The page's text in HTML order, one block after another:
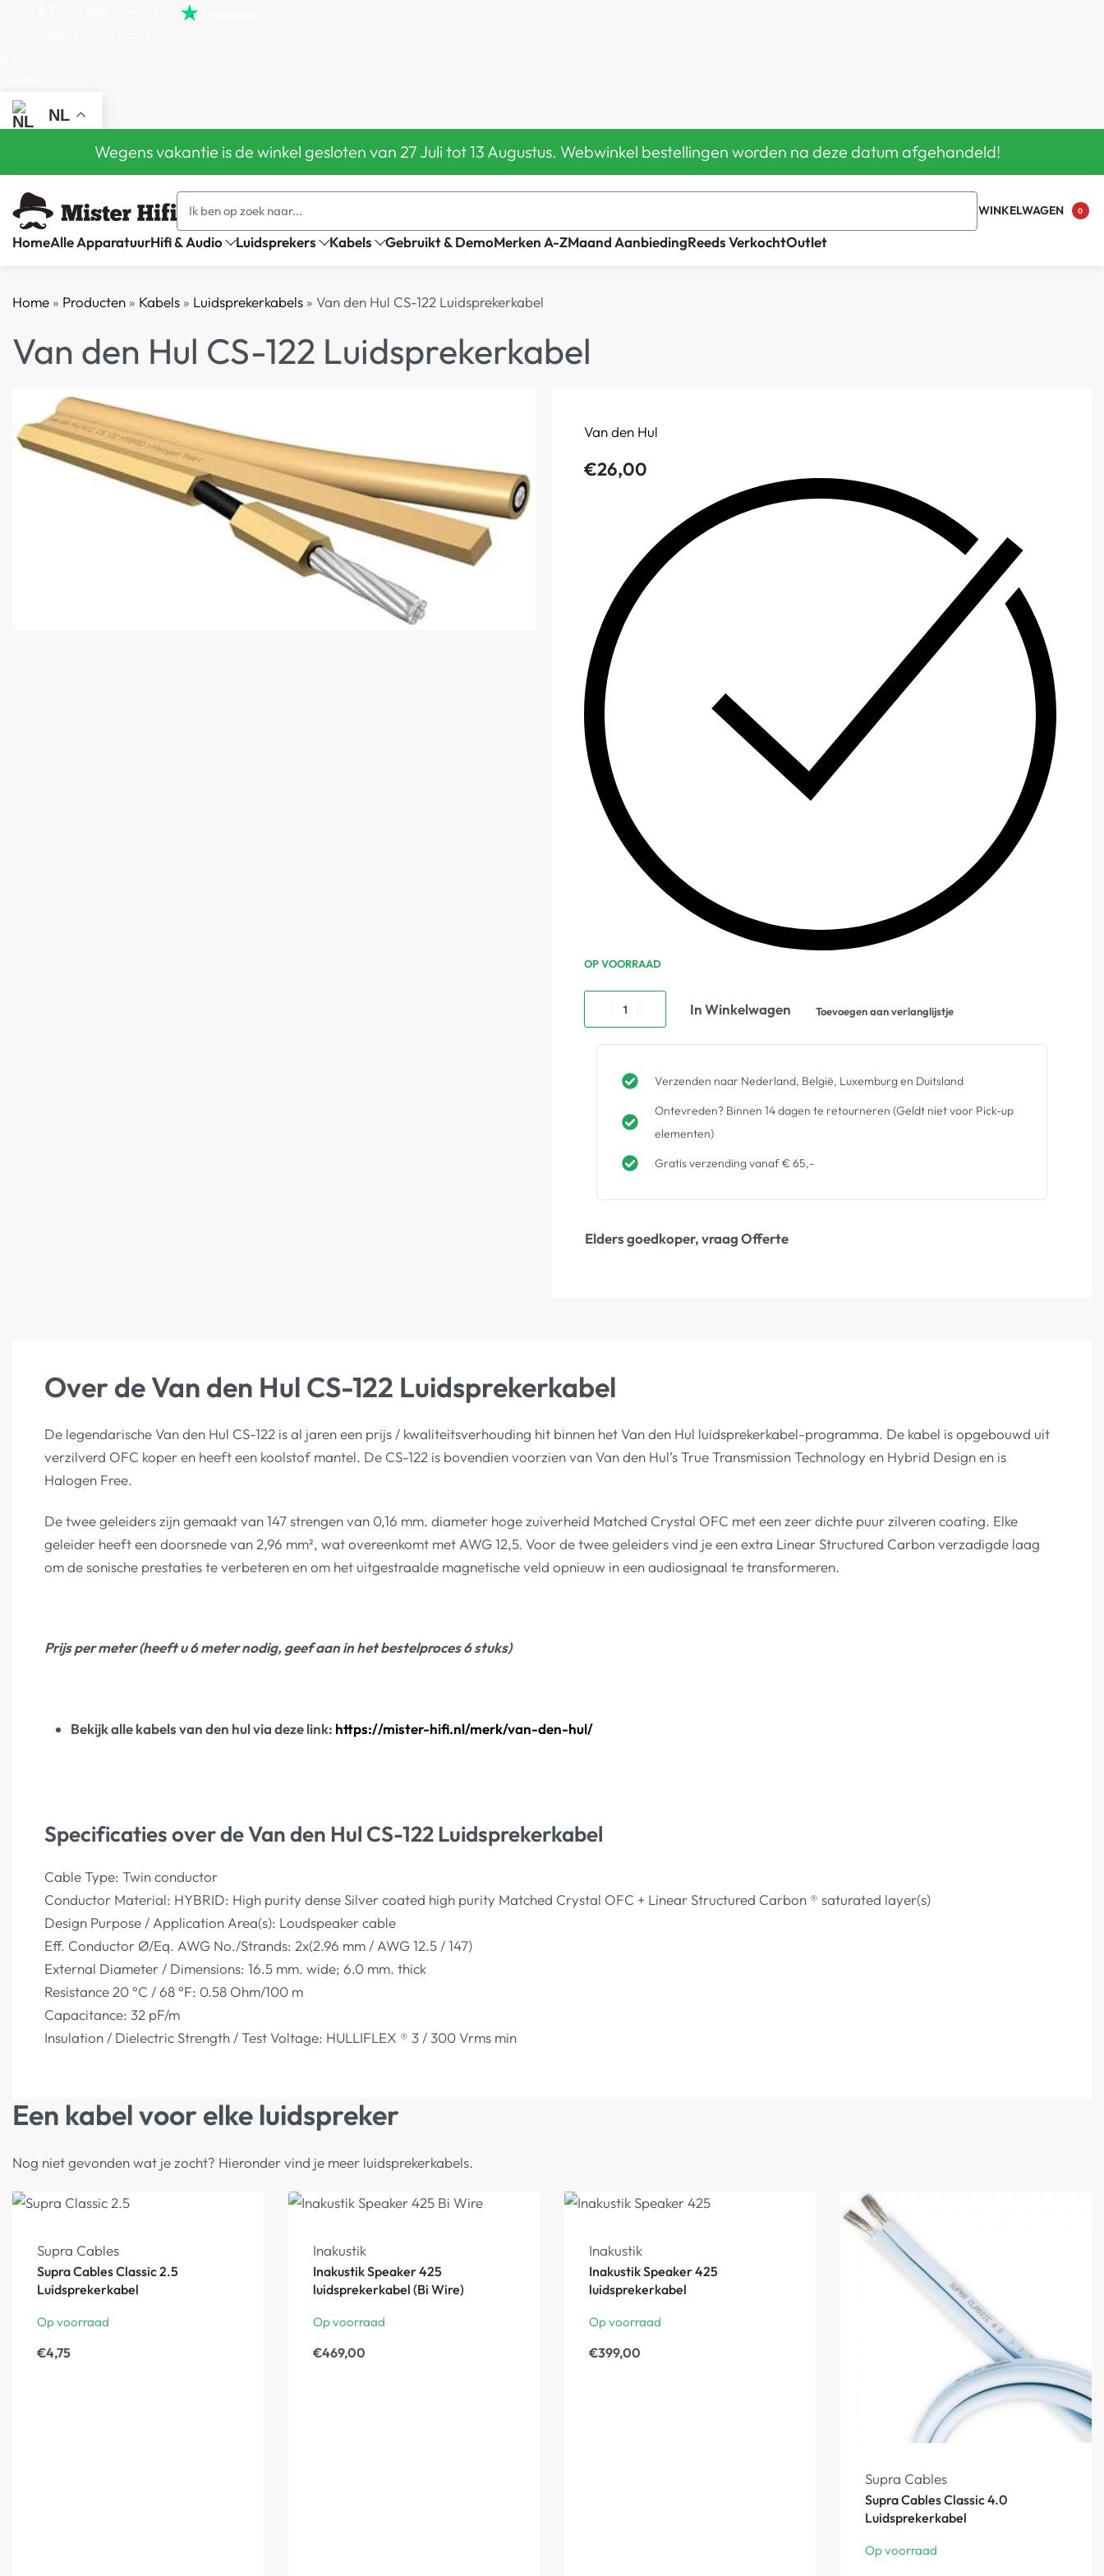
NL
Wegens vakantie is de winkel gesloten van 27 Juli tot 13 Augustus. Webwinkel bestellingen worden na deze datum afgehandeld!
WINKELWAGEN 0
HomeAlle ApparatuurHifi & Audio Luidsprekers Kabels Gebruikt & DemoMerken A-ZMaand AanbiedingReeds VerkochtOutlet
Home » Producten » Kabels » Luidsprekerkabels » Van den Hul CS-122 Luidsprekerkabel
Van den Hul CS-122 Luidsprekerkabel
Van den Hul
€26,00
OP VOORRAAD
In Winkelwagen Toevoegen aan verlanglijstje
Verzenden naar Nederland, België, Luxemburg en Duitsland
Ontevreden? Binnen 14 dagen te retourneren (Geldt niet voor Pick-up
elementen)
Gratis verzending vanaf € 65,-
Elders goedkoper, vraag Offerte
Over de Van den Hul CS-122 Luidsprekerkabel
De legendarische Van den Hul CS-122 is al jaren een prijs / kwaliteitsverhouding hit binnen het Van den Hul luidsprekerkabel-programma. De kabel is opgebouwd uit
verzilverd OFC koper en heeft een koolstof mantel. De CS-122 is bovendien voorzien van Van den Hul’s True Transmission Technology en Hybrid Design en is
Halogen Free.
De twee geleiders zijn gemaakt van 147 strengen van 0,16 mm. diameter hoge zuiverheid Matched Crystal OFC met een zeer dichte puur zilveren coating. Elke
geleider heeft een doorsnede van 2,96 mm², wat overeenkomt met AWG 12,5. Voor de twee geleiders vind je een extra Linear Structured Carbon verzadigde laag
om de sonische prestaties te verbeteren en om het uitgestraalde magnetische veld opnieuw in een audiosignaal te transformeren.
Prijs per meter (heeft u 6 meter nodig, geef aan in het bestelproces 6 stuks)
Bekijk alle kabels van den hul via deze link: https://mister-hifi.nl/merk/van-den-hul/
Specificaties over de Van den Hul CS-122 Luidsprekerkabel
Cable Type: Twin conductor
Conductor Material: HYBRID: High purity dense Silver coated high purity Matched Crystal OFC + Linear Structured Carbon ® saturated layer(s)
Design Purpose / Application Area(s): Loudspeaker cable
Eff. Conductor Ø/Eq. AWG No./Strands: 2x(2.96 mm / AWG 12.5 / 147)
External Diameter / Dimensions: 16.5 mm. wide; 6.0 mm. thick
Resistance 20 °C / 68 °F: 0.58 Ohm/100 m
Capacitance: 32 pF/m
Insulation / Dielectric Strength / Test Voltage: HULLIFLEX ® 3 / 300 Vrms min
Een kabel voor elke luidspreker
Nog niet gevonden wat je zocht? Hieronder vind je meer luidsprekerkabels.
Supra Cables
Supra Cables Classic 2.5
Luidsprekerkabel
Op voorraad
€4,75
Inakustik
Inakustik Speaker 425
luidsprekerkabel (Bi Wire)
Op voorraad
€469,00
Inakustik
Inakustik Speaker 425
luidsprekerkabel
Op voorraad
€399,00
Supra Cables
Supra Cables Classic 4.0
Luidsprekerkabel
Op voorraad